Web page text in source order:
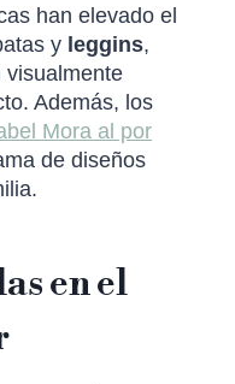
han elevado el
y leggins,
visualmente
Además, los
Mora al por
de diseños
en el